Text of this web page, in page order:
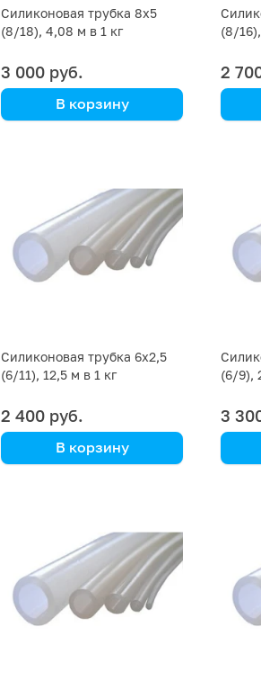
Силиконовая трубка 8х5
(8/18), 4,08 м в 1 кг
3 000 руб.
В корзину
(8/
2
Силиконовая трубка 6х2,5
(6/11), 12,5 м в 1 кг
2 400 руб.
В корзину
(6/9),
3